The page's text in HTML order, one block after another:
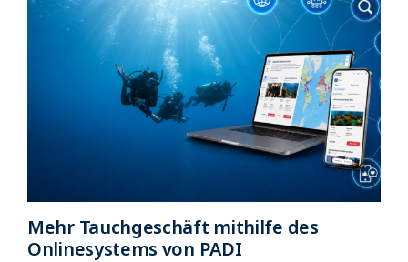
Mehr Tauchgeschäft mithilfe des
Onlinesystems von PADI